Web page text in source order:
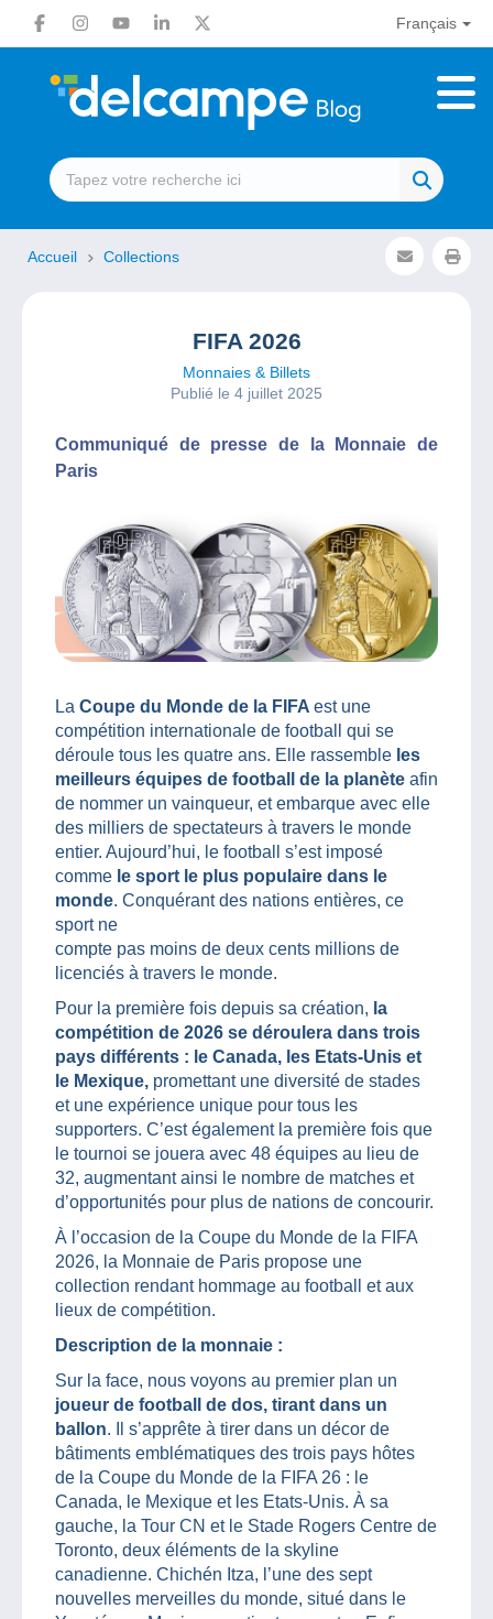
Français
Accueil Collections
FIFA 2026
Monnaies & Billets
Publié le 4 juillet 2025
Communiqué de presse de la Monnaie de
Paris
La Coupe du Monde de la FIFA est une
compétition internationale de football qui se
déroule tous les quatre ans. Elle rassemble les
meilleurs équipes de football de la planète afin
de nommer un vainqueur, et embarque avec elle
des milliers de spectateurs à travers le monde
entier. Aujourd’hui, le football s’est imposé
comme le sport le plus populaire dans le
monde. Conquérant des nations entières, ce
sport ne
compte pas moins de deux cents millions de
licenciés à travers le monde.
Pour la première fois depuis sa création, la
compétition de 2026 se déroulera dans trois
pays différents : le Canada, les Etats-Unis et
le Mexique, promettant une diversité de stades
et une expérience unique pour tous les
supporters. C’est également la première fois que
le tournoi se jouera avec 48 équipes au lieu de
32, augmentant ainsi le nombre de matches et
d’opportunités pour plus de nations de concourir.
À l’occasion de la Coupe du Monde de la FIFA
2026, la Monnaie de Paris propose une
collection rendant hommage au football et aux
lieux de compétition.
Description de la monnaie :
Sur la face, nous voyons au premier plan un
joueur de football de dos, tirant dans un
ballon. Il s’apprête à tirer dans un décor de
bâtiments emblématiques des trois pays hôtes
de la Coupe du Monde de la FIFA 26 : le
Canada, le Mexique et les Etats-Unis. À sa
gauche, la Tour CN et le Stade Rogers Centre de
Toronto, deux éléments de la skyline
canadienne. Chichén Itza, l’une des sept
nouvelles merveilles du monde, situé dans le